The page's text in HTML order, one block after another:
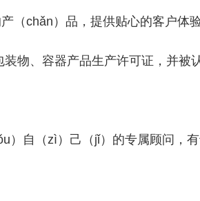
chǎn）品，提供贴心的客户体
物、容器产品生产许可证，并被
自（zì）己（jǐ）的专属顾问，